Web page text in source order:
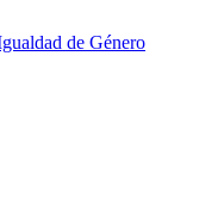
de Género